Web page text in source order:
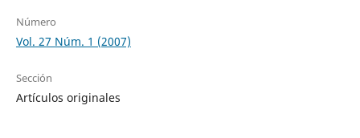
Número
Vol. 27 Núm. 1 (2007)
Sección
Artículos originales